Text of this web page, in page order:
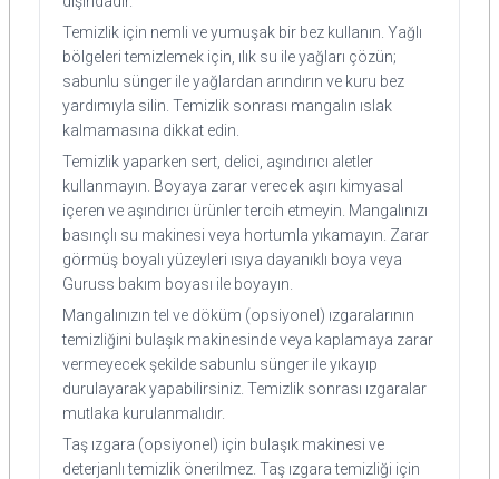
Temizlik için nemli ve yumuşak bir bez kullanın. Yağlı
bölgeleri temizlemek için, ılık su ile yağları çözün;
sabunlu sünger ile yağlardan arındırın ve kuru bez
yardımıyla silin. Temizlik sonrası mangalın ıslak
kalmamasına dikkat edin.
Temizlik yaparken sert, delici, aşındırıcı aletler
kullanmayın. Boyaya zarar verecek aşırı kimyasal
içeren ve aşındırıcı ürünler tercih etmeyin. Mangalınızı
basınçlı su makinesi veya hortumla yıkamayın. Zarar
görmüş boyalı yüzeyleri ısıya dayanıklı boya veya
Guruss bakım boyası ile boyayın.
Mangalınızın tel ve döküm (opsiyonel) ızgaralarının
temizliğini bulaşık makinesinde veya kaplamaya zarar
vermeyecek şekilde sabunlu sünger ile yıkayıp
durulayarak yapabilirsiniz. Temizlik sonrası ızgaralar
mutlaka kurulanmalıdır.
Taş ızgara (opsiyonel) için bulaşık makinesi ve
deterjanlı temizlik önerilmez. Taş ızgara temizliği için